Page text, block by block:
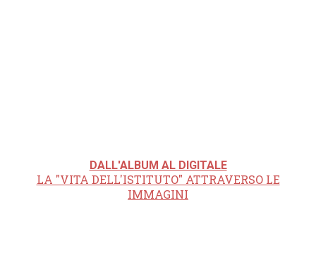
DALL'ALBUM AL DIGITALE
LA "VITA DELL'ISTITUTO" ATTRAVERSO LE
IMMAGINI